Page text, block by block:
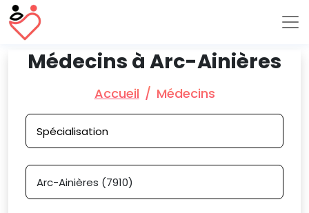
Médecins à Arc-Ainières
Accueil Médecins